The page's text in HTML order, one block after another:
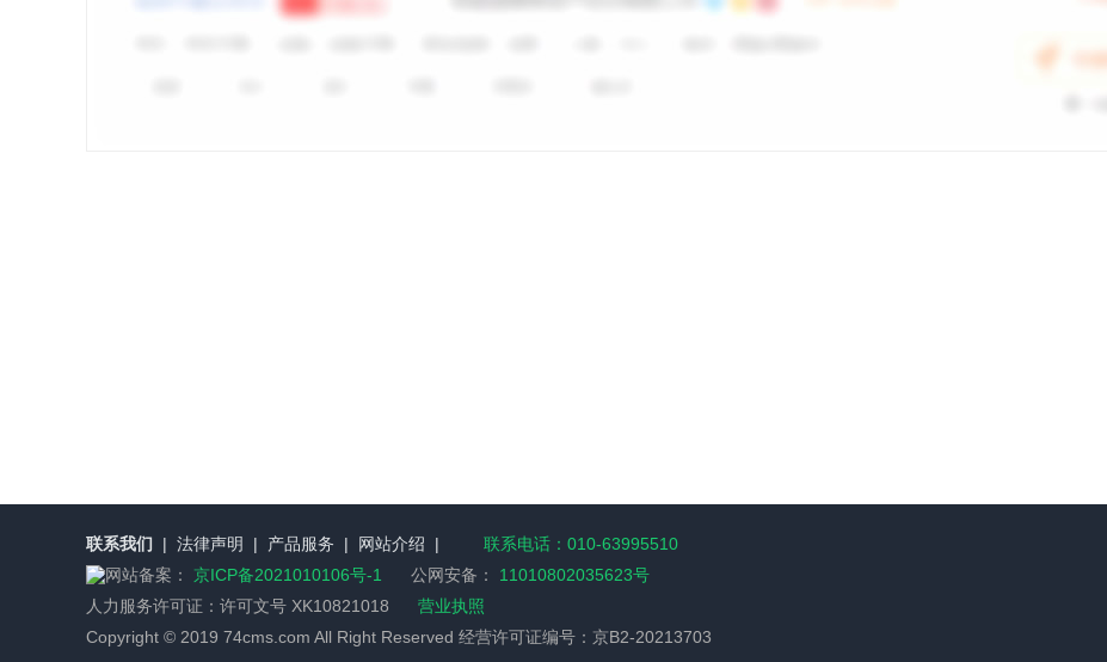
联系我们 | 法律声明 | 产品服务 | 网站介绍 |
联系电话：010-63995510
网站备案： 京ICP备2021010106号-1 公网安备：
11010802035623号
人力服务许可证： 许可文号 XK10821018
营业执照
Copyright © 2019 74cms.com All Right Reserved 经营许可证编号：京B2-20213703